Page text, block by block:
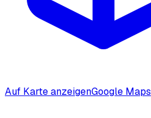
Auf Karte anzeigenGoogle Maps